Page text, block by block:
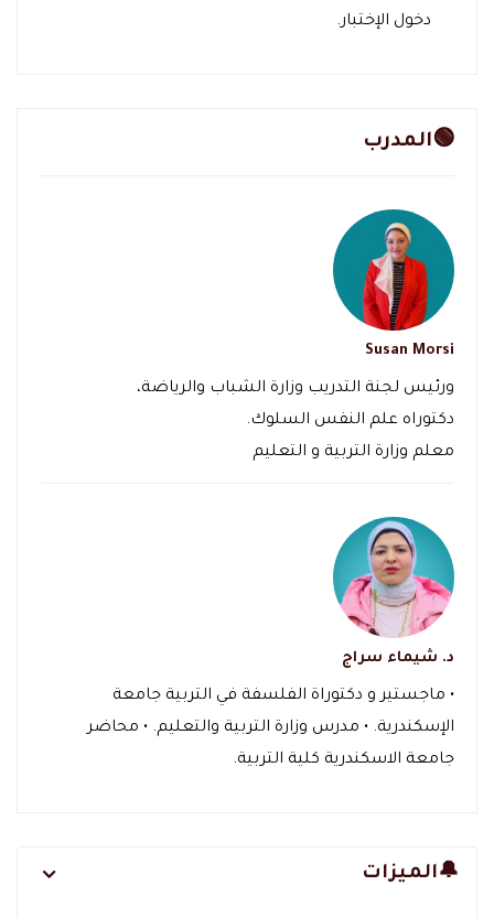
دخول الإختبار.
🟢المدرب
Susan Morsi
ورئيس لجنة التدريب وزارة الشباب والرياضة،
دكتوراه علم النفس السلوك.
معلم وزارة التربية و التعليم
د. شيماء سراج
• ماجستير و دكتوراة الفلسفة في التربية جامعة
الإسكندرية. • مدرس وزارة التربية والتعليم. • محاضر
جامعة الاسكندرية كلية التربية.
🔔الميزات